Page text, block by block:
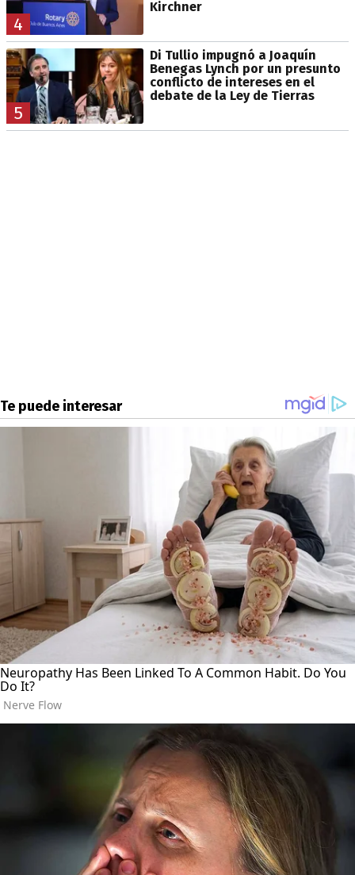
4
Kirchner
5
Di Tullio impugnó a Joaquín
Benegas Lynch por un presunto
conflicto de intereses en el
debate de la Ley de Tierras